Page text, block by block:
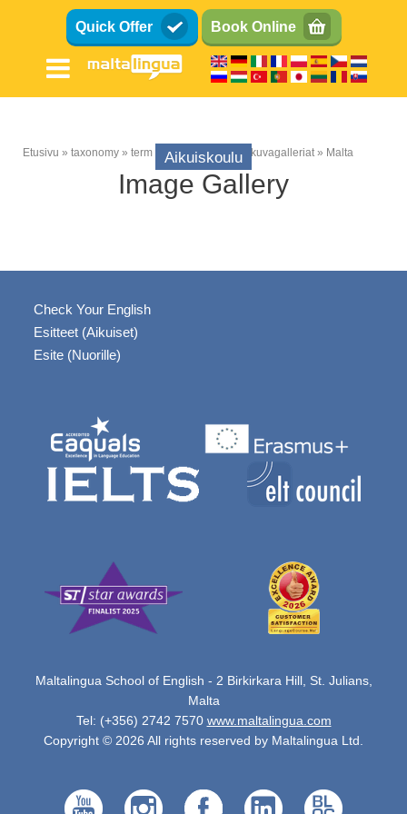
pääsisältöön Quick Offer Book Online
Aikuiskoulu
Murupolku
Etusivu taxonomy term Aikuiskoulun valokuvagalleriat Malta
Image Gallery
Check Your English
Esitteet (Aikuiset)
Esite (Nuorille)
Maltalingua School of English - 2 Birkirkara Hill, St. Julians,
Malta
Tel: (+356) 2742 7570 www.maltalingua.com
Copyright © 2026 All rights reserved by Maltalingua Ltd.